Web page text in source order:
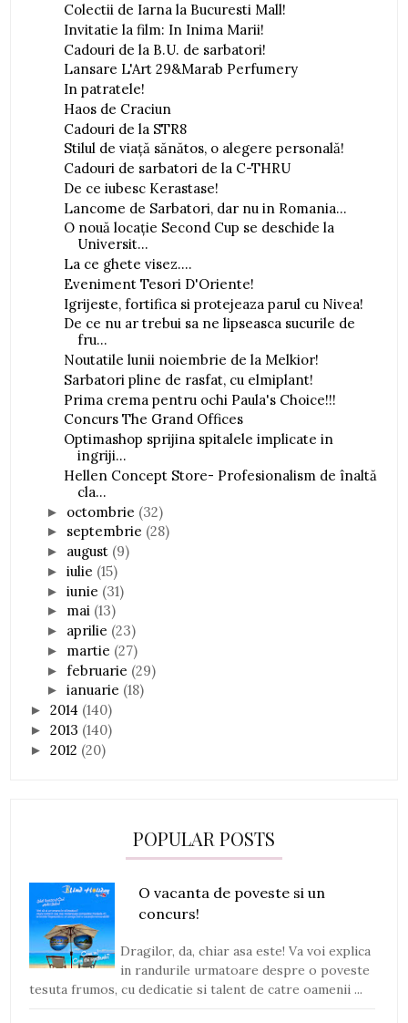
Colectii de Iarna la Bucuresti Mall!
Invitatie la film: In Inima Marii!
Cadouri de la B.U. de sarbatori!
Lansare L'Art 29&Marab Perfumery
In patratele!
Haos de Craciun
Cadouri de la STR8
Stilul de viață sănătos, o alegere personală!
Cadouri de sarbatori de la C-THRU
De ce iubesc Kerastase!
Lancome de Sarbatori, dar nu in Romania...
O nouă locație Second Cup se deschide la
Universit...
La ce ghete visez....
Eveniment Tesori D'Oriente!
Igrijeste, fortifica si protejeaza parul cu Nivea!
De ce nu ar trebui sa ne lipseasca sucurile de
fru...
Noutatile lunii noiembrie de la Melkior!
Sarbatori pline de rasfat, cu elmiplant!
Prima crema pentru ochi Paula's Choice!!!
Concurs The Grand Offices
Optimashop sprijina spitalele implicate in
ingriji...
Hellen Concept Store- Profesionalism de înaltă
cla...
► octombrie (32)
► septembrie (28)
► august (9)
►iulie (15)
►iunie (31)
► mai (13)
► aprilie (23)
► martie (27)
►februarie (29)
►ianuarie (18)
►2014 (140)
►2013 (140)
►2012 (20)
POPULAR POSTS
O vacanta de poveste si un
concurs!
Dragilor, da, chiar asa este! Va voi explica
in randurile urmatoare despre o poveste
tesuta frumos, cu dedicatie si talent de catre oamenii ...